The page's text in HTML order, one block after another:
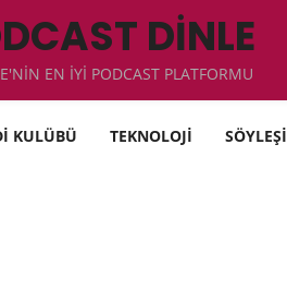
DİNLE
EN İYİ PODCAST PLATFORMU
KULÜBÜ TEKNOLOJİ SÖYLEŞİ